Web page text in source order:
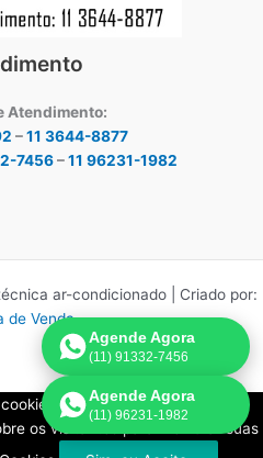
Atendimento:
–11 3644-8877
7456–11 96231-1982
ar-condicionado | Criado por:
de Venda.
Agende Agora
(11) 91332-7456
Agende Agora
(11) 96231-1982
que podem conter
os visitantes para melhorar suas